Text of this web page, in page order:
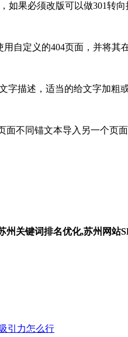
，如果必须改版可以做301
定义的404页面，并将其在
描述，适当的给文字加粗或
不同锚文本导入另一个页面
关键词排名优化,苏州网
引力怎么行